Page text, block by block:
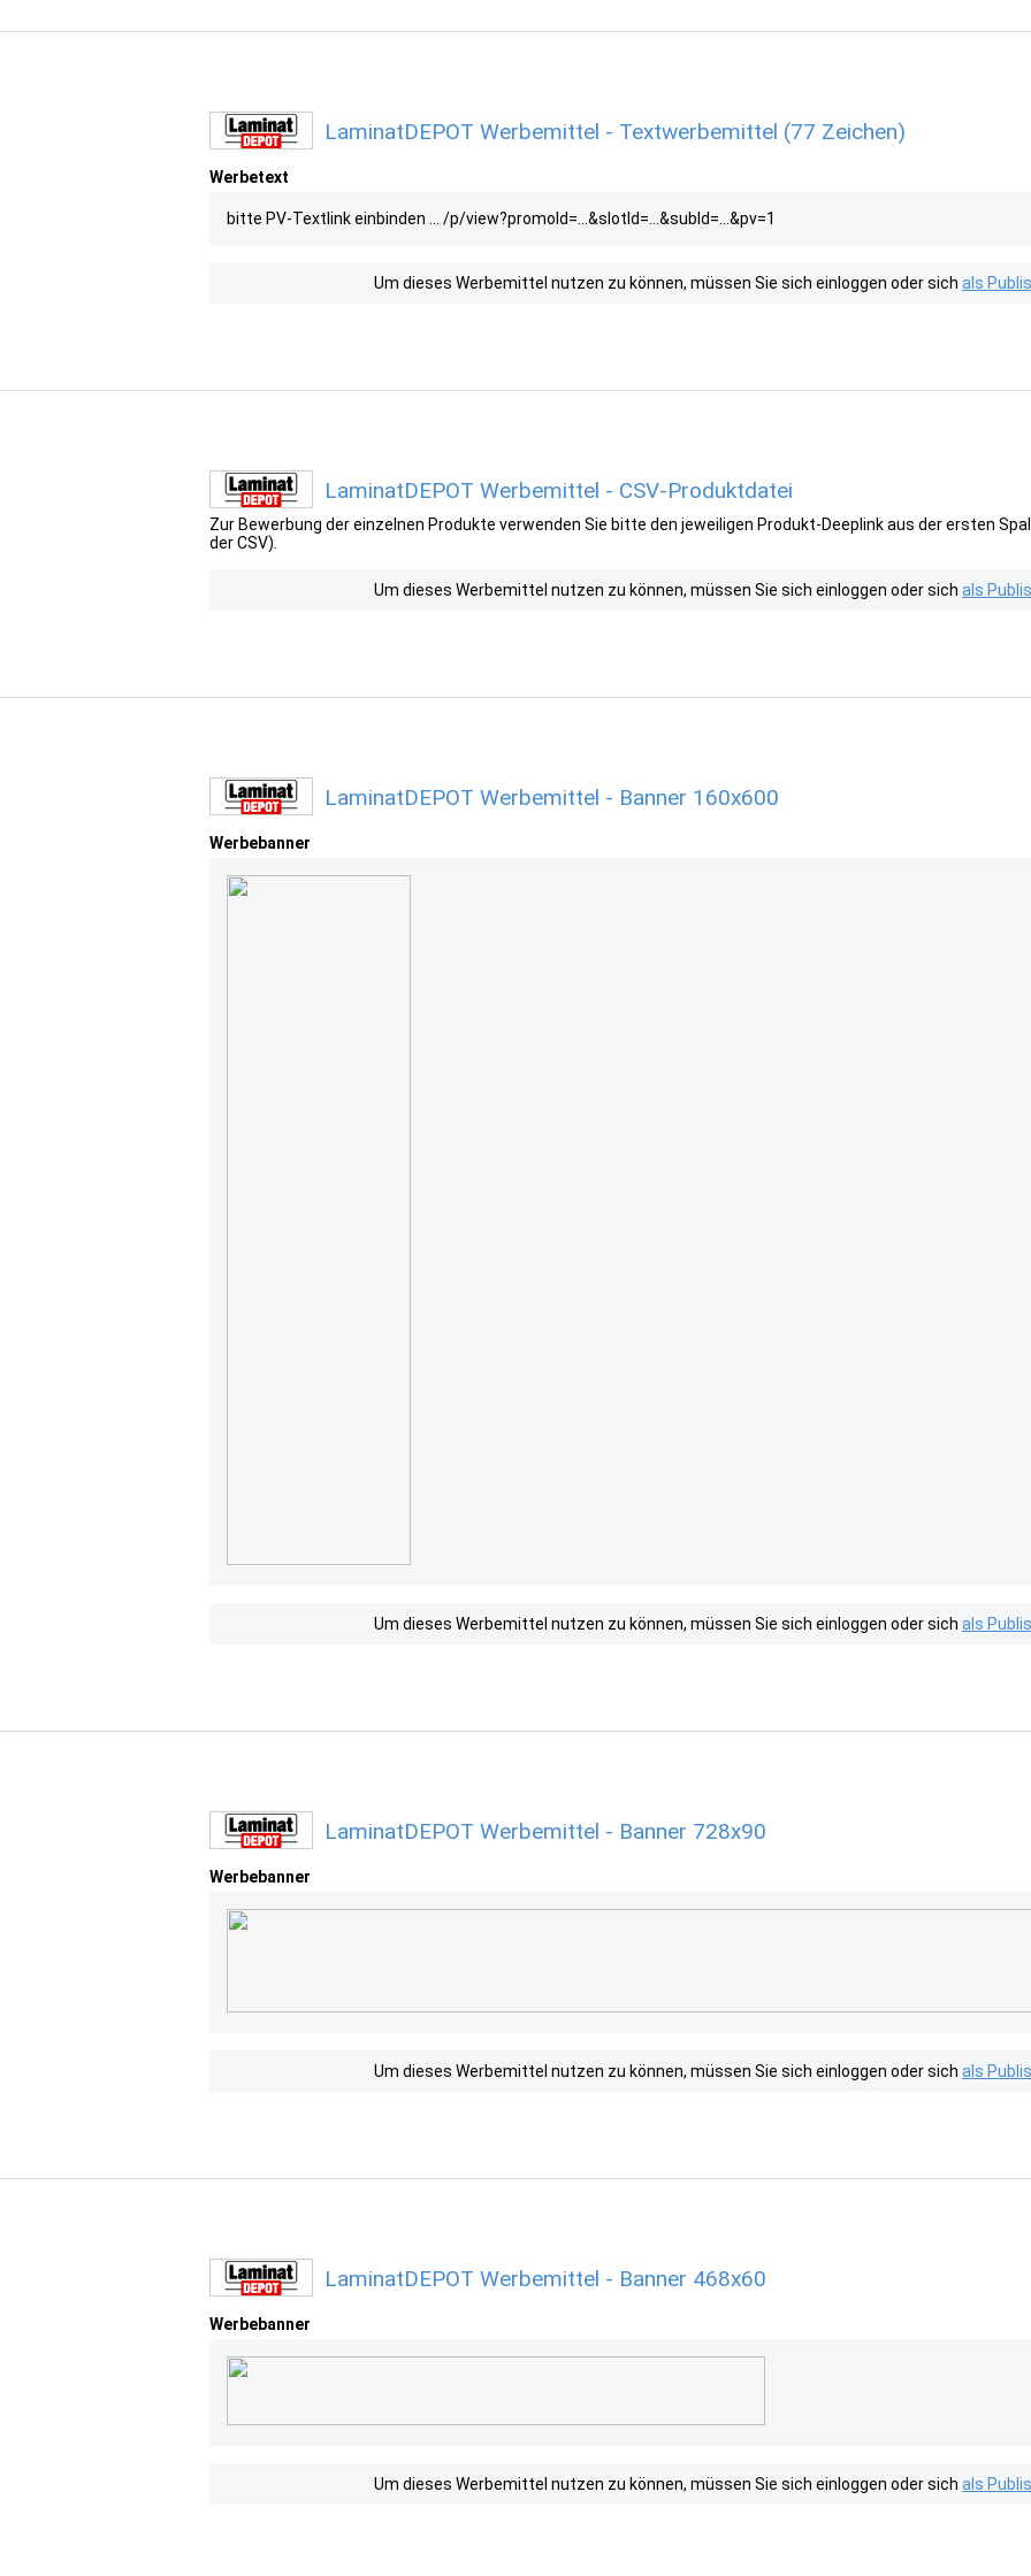
LaminatDEPOT Werbemittel - Textwerbemittel (77 Zeichen)
Werbetext
bitte PV-Textlink einbinden ... /p/view?promoId=...&slotId=...&subId=...&pv=1
Um dieses Werbemittel nutzen zu können, müssen Sie sich einloggen oder sich als
LaminatDEPOT Werbemittel - CSV-Produktdatei
Zur Bewerbung der einzelnen Produkte verwenden Sie bitte den jeweiligen Produkt-Deeplink aus der ersten
der CSV).
Um dieses Werbemittel nutzen zu können, müssen Sie sich einloggen oder sich als
LaminatDEPOT Werbemittel - Banner 160x600
Werbebanner
Um dieses Werbemittel nutzen zu können, müssen Sie sich einloggen oder sich als
LaminatDEPOT Werbemittel - Banner 728x90
Werbebanner
Um dieses Werbemittel nutzen zu können, müssen Sie sich einloggen oder sich als
LaminatDEPOT Werbemittel - Banner 468x60
Werbebanner
Um dieses Werbemittel nutzen zu können, müssen Sie sich einloggen oder sich als